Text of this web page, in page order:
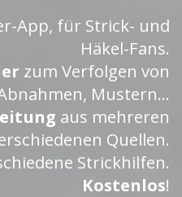
App, für Strick- und
Häkel-Fans.
zum Verfolgen von
Mustern...
aus mehreren
Quellen.
Strickhilfen.
Kostenlos!